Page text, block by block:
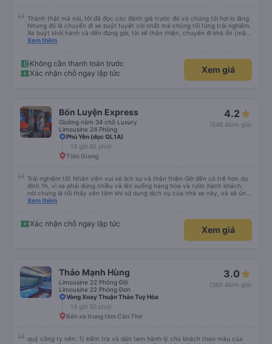
Thành thật mà nói, tôi đã đọc các đánh giá trước đó và chúng tôi hơi lo lắng.
Nhưng đó là chuyến đi xe buýt tuyệt vời nhất mà chúng tôi từng trải nghiệm.
Xe buýt khởi hành và đến đúng giờ, tài xế thân thiện, chuyến đi khá ổn (mặc
dù vẫn hơi xóc, nhưng đó là đặc trưng của Việt Nam ^^), và chỗ ngồi thoải
Xem thêm
Không cần thanh toán trước
Xác nhận chỗ ngay lập tức
Xem giá
Bốn Luyện Express
Giường nằm 34 chỗ Luxury
Limousine 24 Phòng
4.2
(546 đánh giá)
Phú Yên (dọc QL1A)
13 giờ 45 phút
Tiền Giang
Trải nghiệm tốt Nhân viên vui vẻ lịch sự và thân thiện Giờ đến có trễ hơn dự
định 1h, vì xe phải dừng nhiều và lên xuống hàng hóa và rước hành khách,
nói chung là tối thấy yên tâm khi sử dụng dịch vụ của nhà xe này, và sẽ ủng
hộ và giới thiệu cho người thân sử dụng dịch vụ của nhà xe này
Xem thêm
Xác nhận chỗ ngay lập tức
Xem giá
Thảo Mạnh Hùng
Limousine 22 Phòng Đôi
Limousine 22 Phòng Đơn
3.0
(365 đánh giá)
Vòng Xoay Thuận Thảo Tuy Hòa
14 giờ 50 phút
Bến xe trung tâm Cần Thơ
quý công ty nên: 1) kiểm tra và dán tem hành lý cho khách theo màu của